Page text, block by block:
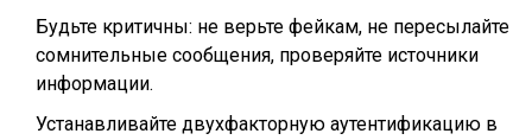
Будьте критичны: не верьте фейкам, не пересылайте
сомнительные сообщения, проверяйте источники
информации.
Устанавливайте двухфакторную аутентификацию в